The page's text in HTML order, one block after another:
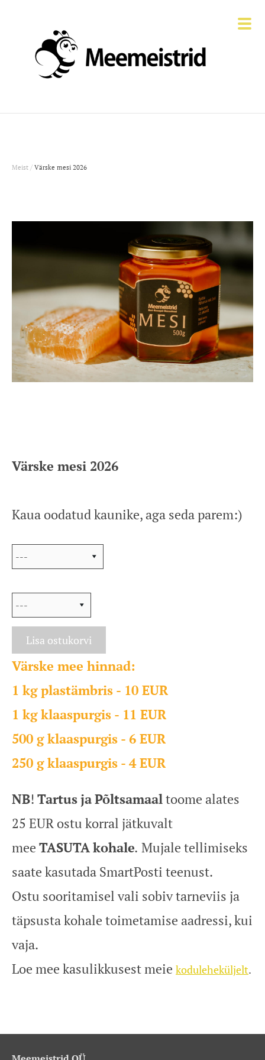
Meist / Värske mesi 2026
Värske mesi 2026
Kaua oodatud kaunike, aga seda parem:)
Lisa ostukorvi
Värske mee hinnad:
1 kg plastämbris - 10 EUR
1 kg klaaspurgis - 11 EUR
500 g klaaspurgis - 6 EUR
250 g klaaspurgis - 4 EUR
NB! TartusjaPõltsamaal toome alates
25 EUR ostu korral jätkuvalt
mee TASUTAkohale. Mujale tellimiseks
saate kasutada SmartPosti teenust.
Ostu sooritamisel vali sobiv tarneviis ja
täpsusta kohale toimetamise aadressi, kui
vaja.
Loe mee kasulikkusest meie koduleheküljelt.